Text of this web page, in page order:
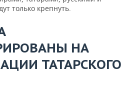
только крепнуть.
НА
ТАТАРСКОГО